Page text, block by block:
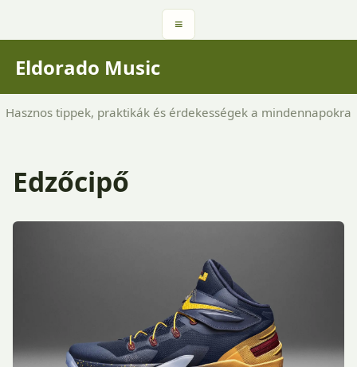
≡
Eldorado Music
Hasznos tippek, praktikák és érdekességek a mindennapokra
Edzőcipő